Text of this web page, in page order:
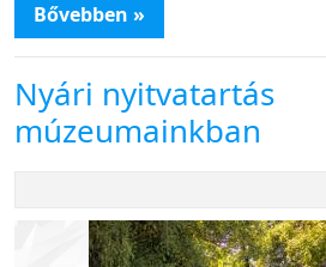
Bővebben »
Nyári nyitvatartás
múzeumainkban